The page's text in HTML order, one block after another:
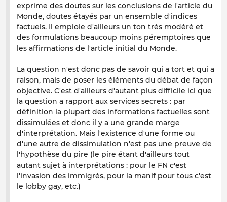
exprime des doutes sur les conclusions de l'article du
Monde, doutes étayés par un ensemble d'indices
factuels. Il emploie d'ailleurs un ton très modéré et
des formulations beaucoup moins péremptoires que
les affirmations de l'article initial du Monde.
La question n'est donc pas de savoir qui a tort et qui a
raison, mais de poser les éléments du débat de façon
objective. C'est d'ailleurs d'autant plus difficile ici que
la question a rapport aux services secrets : par
définition la plupart des informations factuelles sont
dissimulées et donc il y a une grande marge
d'interprétation. Mais l'existence d'une forme ou
d'une autre de dissimulation n'est pas une preuve de
l'hypothèse du pire (le pire étant d'ailleurs tout
autant sujet à interprétations : pour le FN c'est
l'invasion des immigrés, pour la manif pour tous c'est
le lobby gay, etc.)